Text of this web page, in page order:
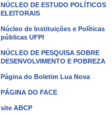
NÚCLEO DE ESTUDO POLÍTICOS
ELEITORAIS
Núcleo de Instituições e Políticas
públicas UFPI
NÚCLEO DE PESQUISA SOBRE
DESENVOLVIMENTO E POBREZA
Página do Boletim Lua Nova
PÁGINA DO FACE
site ABCP